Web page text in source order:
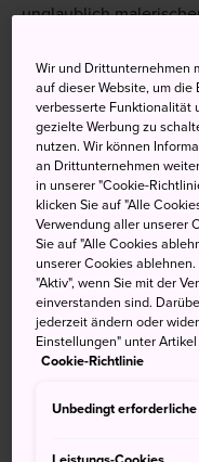
unglaublich
Nicht
Gönnen Sie sich
Sie durch die
Besuchen Sie
Veranstaltungen
Entdecken Sie
mit einem
Burggelände
Wir und Drittunternehmen
auf dieser Website, um die
verbesserte Funktionalität
gezielte Werbung zu
nutzen. Wir können
an Drittunternehmen
in unserer "Cookie-
klicken Sie auf "Alle
Verwendung aller unserer
Sie auf "Alle Cookies
unserer Cookies
"Aktiv", wenn Sie mit der
einverstanden sind.
jederzeit ändern oder
Einstellungen" unter
Cookie-Richtlinie
Unbedingt